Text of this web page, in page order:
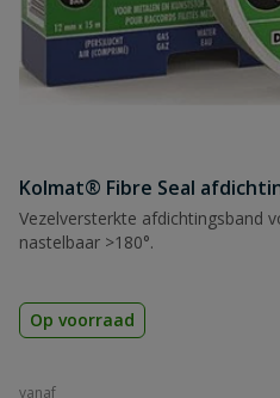
Kolmat® Fibre Seal
Vezelversterkte afdichtingsband
nastelbaar >180°.
Op voorraad
vanaf